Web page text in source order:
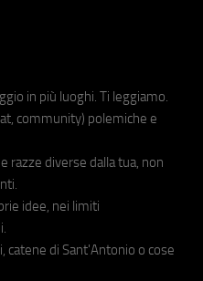
in più luoghi. Ti leggiamo.
community) polemiche e
razze diverse dalla tua, non
idee, nei limiti
catene di Sant'Antonio o cose